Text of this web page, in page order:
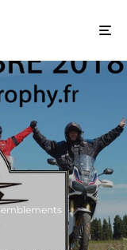
·